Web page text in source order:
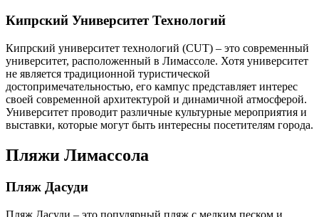
Кипрский Университет Технологий
Кипрский университет технологий (CUT) – это современный
университет, расположенный в Лимассоле. Хотя университет
не является традиционной туристической
достопримечательностью, его кампус представляет интерес
своей современной архитектурой и динамичной атмосферой.
Университет проводит различные культурные мероприятия и
выставки, которые могут быть интересны посетителям города.
Пляжи Лимассола
Пляж Дасуди
Пляж Дасуди – это популярный пляж с мелким песком и